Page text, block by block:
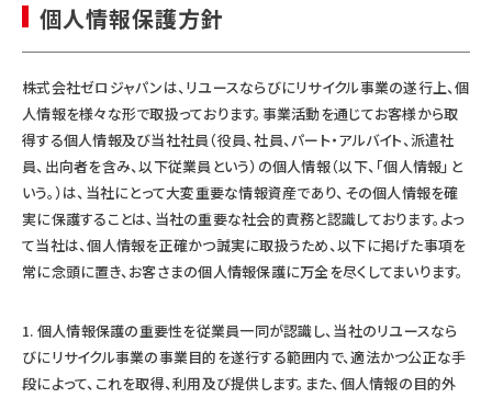
個人情報保護方針
株式会社ゼロジャパンは、リユースならびにリサイクル事業の遂行上、個
人情報を様々な形で取扱っております。事業活動を通じてお客様から取
得する個人情報及び当社社員（役員、社員、パート・アルバイト、派遣社
員、出向者を含み、以下従業員という）の個人情報（以下、「個人情報」と
いう。）は、当社にとって大変重要な情報資産であり、その個人情報を確
実に保護することは、当社の重要な社会的責務と認識しております。よっ
て当社は、個人情報を正確かつ誠実に取扱うため、以下に掲げた事項を
常に念頭に置き、お客さまの個人情報保護に万全を尽くしてまいります。
個人情報保護の重要性を従業員一同が認識し、当社のリユースなら
びにリサイクル事業の事業目的を遂行する範囲内で、適法かつ公正な手
段によって、これを取得、利用及び提供します。また、個人情報の目的外